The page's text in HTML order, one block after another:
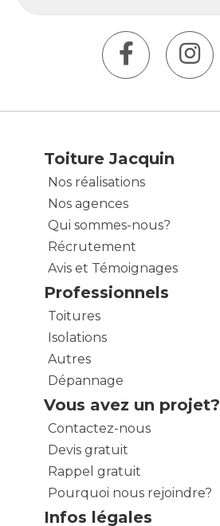
Toiture Jacquin
Nos réalisations
Nos agences
Qui sommes-nous?
Récrutement
Avis et Témoignages
Professionnels
Toitures
Isolations
Autres
Dépannage
Vous avez un projet?
Contactez-nous
Devis gratuit
Rappel gratuit
Pourquoi nous rejoindre?
Infos légales